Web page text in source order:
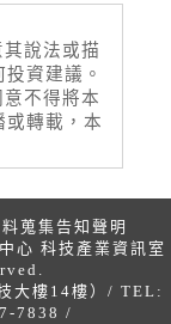
說法或描
資建議。
不得將本
或轉載，本
蒐集告知聲明
心 科技產業資訊室
大樓14樓）/ TEL:
7838 /